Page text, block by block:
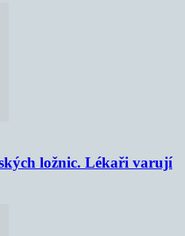
ložnic. Lékaři varují